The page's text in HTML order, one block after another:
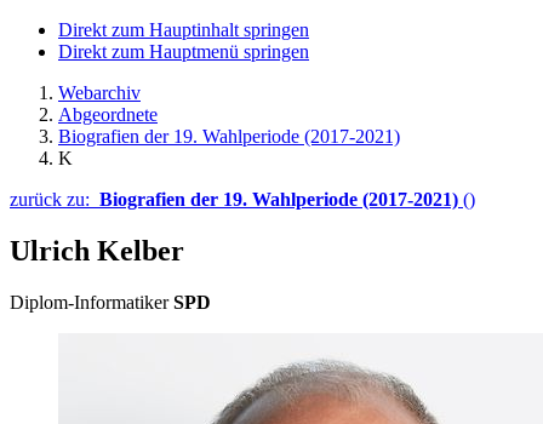
Direkt zum Hauptinhalt springen
Direkt zum Hauptmenü springen
Webarchiv
Abgeordnete
Biografien der 19. Wahlperiode (2017-2021)
K
zurück zu: Biografien der 19. Wahlperiode (2017-2021) ()
Ulrich Kelber
Diplom-Informatiker SPD